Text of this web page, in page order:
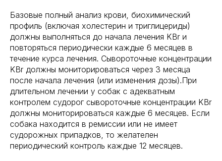
Базовые полный анализ крови, биохимический
профиль (включая холестерин и триглицериды)
должны выполняться до начала лечения KBr и
повторяться периодически каждые 6 месяцев в
течение курса лечения. Сывороточные концентрации
KBr должны мониторироваться через 3 месяца
после начала лечения (или изменения дозы).При
длительном лечении у собак с адекватным
контролем судорог сывороточные концентрации KBr
должны мониторироваться каждые 6 месяцев. Если
собака находится в ремиссии или не имеет
судорожных припадков, то желателен
периодический контроль каждые 12 месяцев.